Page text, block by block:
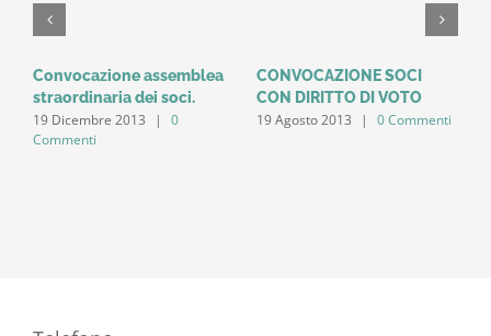
Convocazione assemblea
straordinaria dei soci.
19 Dicembre 2013 |
0
Commenti
CONVOCAZIONE SOCI
CON DIRITTO DI VOTO
19 Agosto 2013 | 0 Commenti